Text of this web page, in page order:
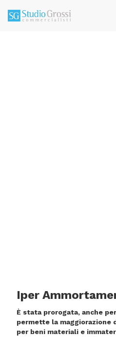
Iper
È stata prorogata, anche
permette la maggiorazione
per beni materiali e